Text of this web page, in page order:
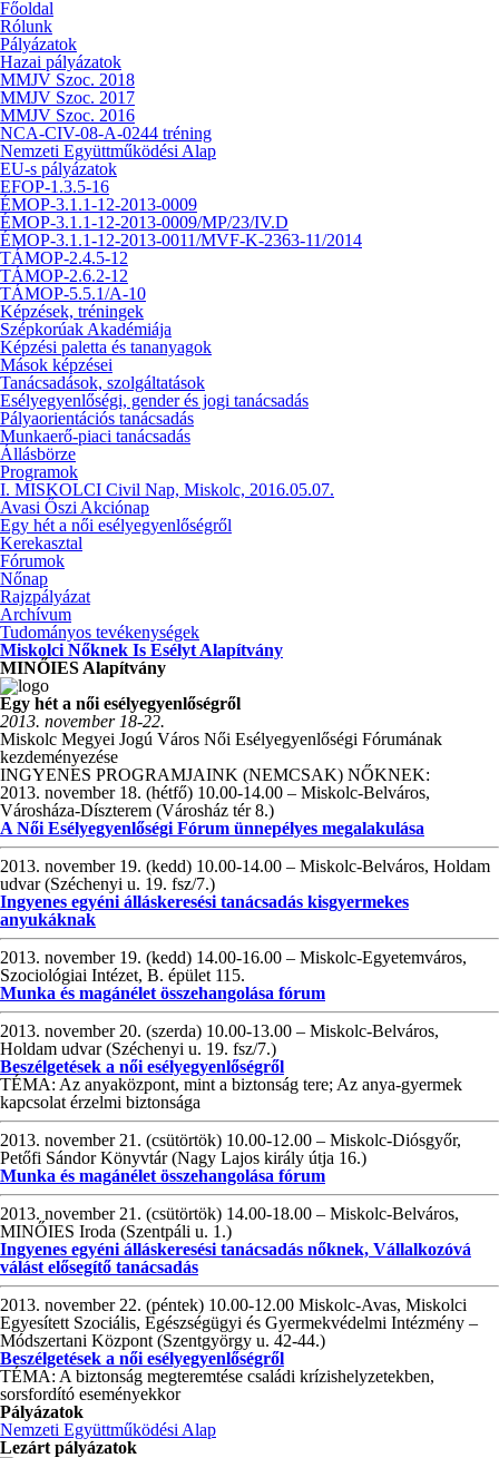
Főoldal
Rólunk
Pályázatok
Hazai pályázatok
MMJV Szoc. 2018
MMJV Szoc. 2017
MMJV Szoc. 2016
NCA-CIV-08-A-0244 tréning
Nemzeti Együttműködési Alap
EU-s pályázatok
EFOP-1.3.5-16
ÉMOP-3.1.1-12-2013-0009
ÉMOP-3.1.1-12-2013-0009/MP/23/IV.D
ÉMOP-3.1.1-12-2013-0011/MVF-K-2363-11/2014
TÁMOP-2.4.5-12
TÁMOP-2.6.2-12
TÁMOP-5.5.1/A-10
Képzések, tréningek
Szépkorúak Akadémiája
Képzési paletta és tananyagok
Mások képzései
Tanácsadások, szolgáltatások
Esélyegyenlőségi, gender és jogi tanácsadás
Pályaorientációs tanácsadás
Munkaerő-piaci tanácsadás
Állásbörze
Programok
I. MISKOLCI Civil Nap, Miskolc, 2016.05.07.
Avasi Őszi Akciónap
Egy hét a női esélyegyenlőségről
Kerekasztal
Fórumok
Nőnap
Rajzpályázat
Archívum
Tudományos tevékenységek
Miskolci Nőknek Is Esélyt Alapítvány
MINŐIES Alapítvány
Egy hét a női esélyegyenlőségről
2013. november 18-22.
Miskolc Megyei Jogú Város Női Esélyegyenlőségi Fórumának
kezdeményezése
INGYENES PROGRAMJAINK (NEMCSAK) NŐKNEK:
2013. november 18. (hétfő) 10.00-14.00 – Miskolc-Belváros,
Városháza-Díszterem (Városház tér 8.)
A Női Esélyegyenlőségi Fórum ünnepélyes megalakulása
2013. november 19. (kedd) 10.00-14.00 – Miskolc-Belváros, Holdam
udvar (Széchenyi u. 19. fsz/7.)
Ingyenes egyéni álláskeresési tanácsadás kisgyermekes
anyukáknak
2013. november 19. (kedd) 14.00-16.00 – Miskolc-Egyetemváros,
Szociológiai Intézet, B. épület 115.
Munka és magánélet összehangolása fórum
2013. november 20. (szerda) 10.00-13.00 – Miskolc-Belváros,
Holdam udvar (Széchenyi u. 19. fsz/7.)
Beszélgetések a női esélyegyenlőségről
TÉMA: Az anyaközpont, mint a biztonság tere; Az anya-gyermek
kapcsolat érzelmi biztonsága
2013. november 21. (csütörtök) 10.00-12.00 – Miskolc-Diósgyőr,
Petőfi Sándor Könyvtár (Nagy Lajos király útja 16.)
Munka és magánélet összehangolása fórum
2013. november 21. (csütörtök) 14.00-18.00 – Miskolc-Belváros,
MINŐIES Iroda (Szentpáli u. 1.)
Ingyenes egyéni álláskeresési tanácsadás nőknek, Vállalkozóvá
válást elősegítő tanácsadás
2013. november 22. (péntek) 10.00-12.00 Miskolc-Avas, Miskolci
Egyesített Szociális, Egészségügyi és Gyermekvédelmi Intézmény –
Módszertani Központ (Szentgyörgy u. 42-44.)
Beszélgetések a női esélyegyenlőségről
TÉMA: A biztonság megteremtése családi krízishelyzetekben,
sorsfordító eseményekkor
Pályázatok
Nemzeti Együttműködési Alap
Lezárt pályázatok